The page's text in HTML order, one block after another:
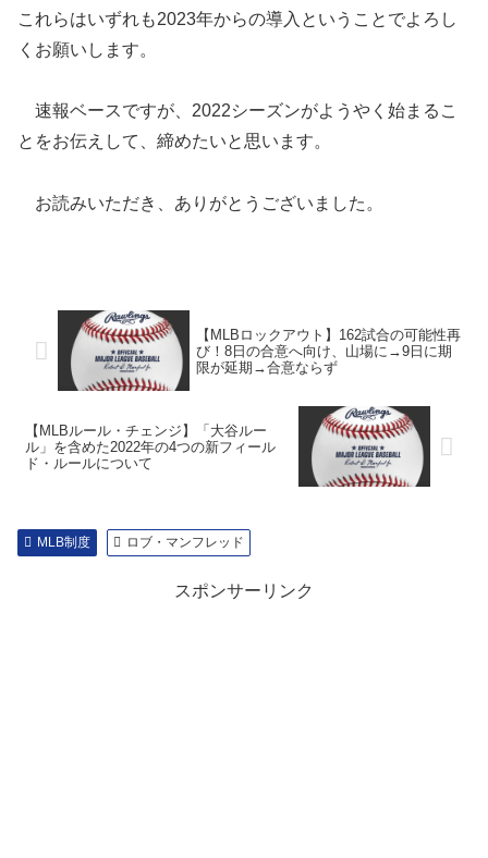
これらはいずれも2023年からの導入ということでよろし
くお願いします。
速報ベースですが、2022シーズンがようやく始まるこ
とをお伝えして、締めたいと思います。
お読みいただき、ありがとうございました。
【MLBロックアウト】162試合の可能性再
び！8日の合意へ向け、山場に→9日に期
限が延期→合意ならず
【MLBルール・チェンジ】「大谷ルー
ル」を含めた2022年の4つの新フィール
ド・ルールについて
MLB制度 ロブ・マンフレッド
スポンサーリンク